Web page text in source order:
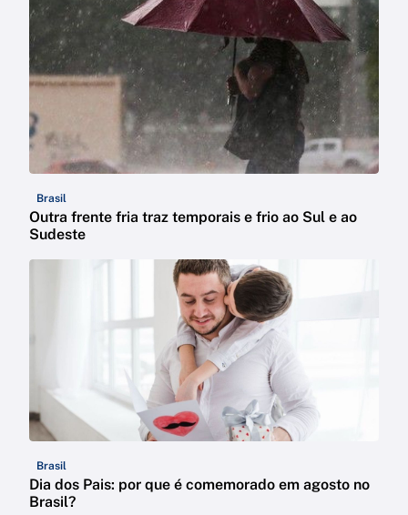
Brasil
Outra frente fria traz temporais e frio ao Sul e ao
Sudeste
Brasil
Dia dos Pais: por que é comemorado em agosto no
Brasil?